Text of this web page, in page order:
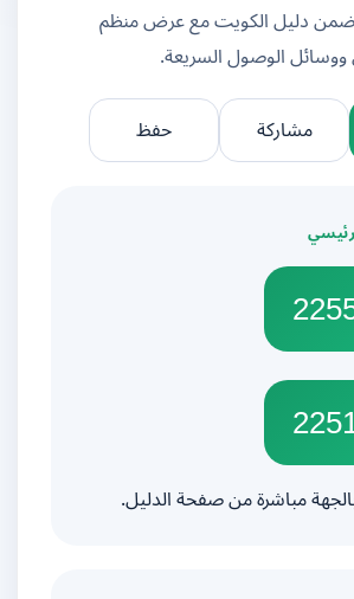
الكويت مع عرض منظم
الوصول السريعة.
مشاركة
مباشرة من صفحة الدليل.